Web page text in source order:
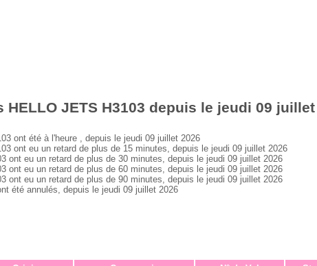
JETS H3103 depuis le jeudi 09 juillet
ont été à l'heure , depuis le jeudi 09 juillet 2026
ont eu un retard de plus de 15 minutes, depuis le jeudi 09 juillet 2026
ont eu un retard de plus de 30 minutes, depuis le jeudi 09 juillet 2026
ont eu un retard de plus de 60 minutes, depuis le jeudi 09 juillet 2026
ont eu un retard de plus de 90 minutes, depuis le jeudi 09 juillet 2026
été annulés, depuis le jeudi 09 juillet 2026